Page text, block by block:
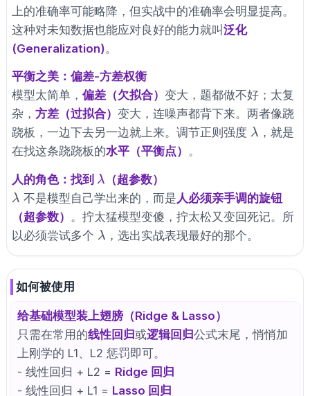
上的准确率可能略降，但实战中的准确率会明显提高。
这种对未知数据也能应对良好的能力就叫 泛化
(Generalization)。
平衡之美：偏差-方差权衡
模型太简单， 偏差（欠拟合） 变大，题都做不好；太复
杂， 方差（过拟合） 变大，连噪声都背下来。两者像跷
跷板，一边下去另一边就上来。调节正则强度 \lambda
λ ，就是
在找这条跷跷板的水平（平衡点） 。
人的角色：找到 \lambda
λ （超参数）
\lambda
λ 不是模型自己学出来的，而是 人必须亲手调的旋钮
（超参数） 。拧太猛模型变傻，拧太松又变回死记。所
以必须尝试多个 \lambda
λ ，选出实战表现最好的那个。
如何被使用
给基础模型装上翅膀（Ridge & Lasso）
只需在常用的线性回归或逻辑回归公式末尾，悄悄加
上刚学的 L1、L2 惩罚即可。
- 线性回归 + L2 = Ridge 回归
- 线性回归 + L1 = Lasso 回归